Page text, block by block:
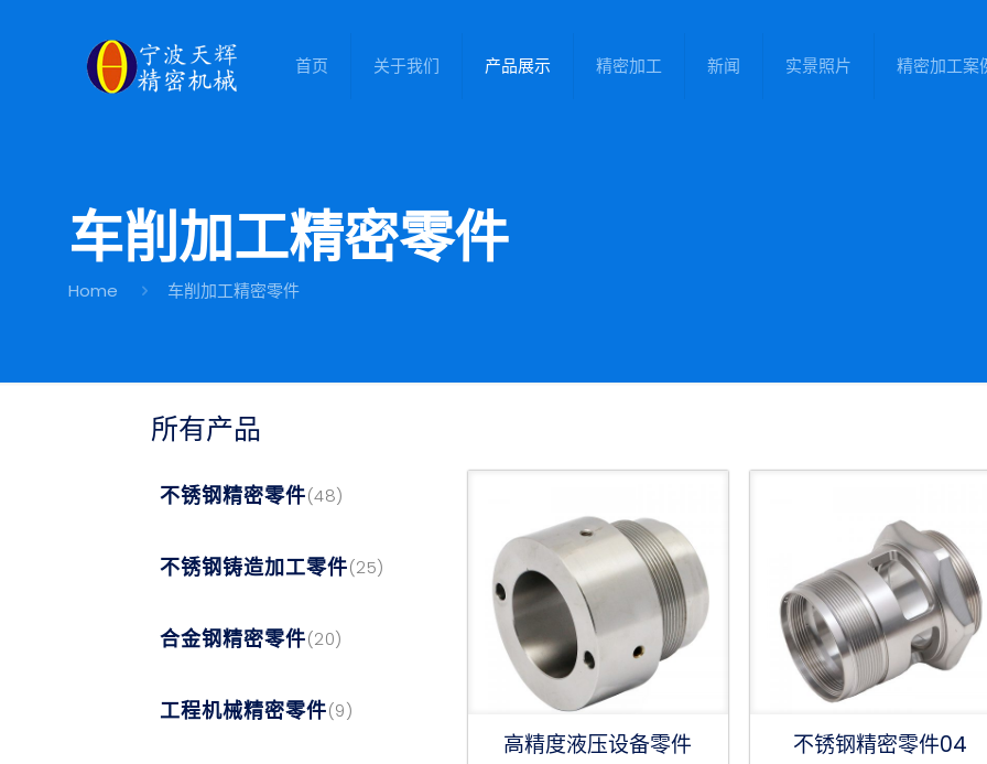
首页 关于我们 产品展示 精密加工 新闻 实景照片 精密加工案
车削加工精密零件
Home 车削加工精密零件
所有产品
不锈钢精密零件(48)
不锈钢铸造加工零件(25)
合金钢精密零件(20)
工程机械精密零件(9)
高精度液压设备零件 不锈钢精密零件04